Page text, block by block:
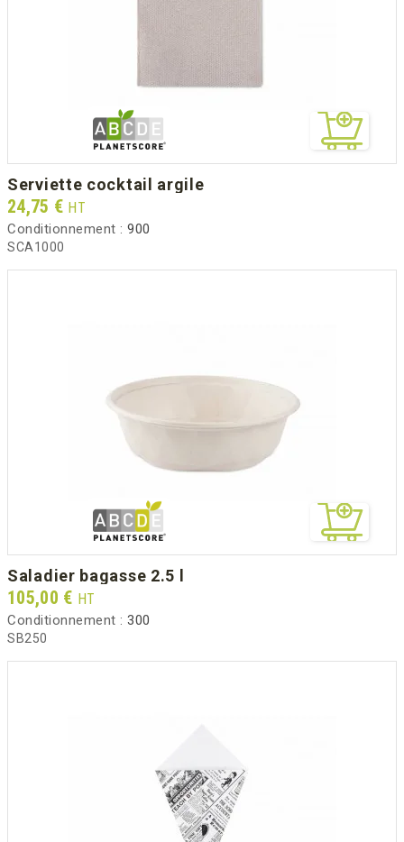
serviette cocktail argile
Prix
24,75 € HT
Conditionnement : 900
SCA1000
saladier bagasse 2.5 l
Prix
105,00 € HT
Conditionnement : 300
SB250